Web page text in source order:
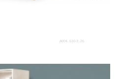
A004. 610-3 .26